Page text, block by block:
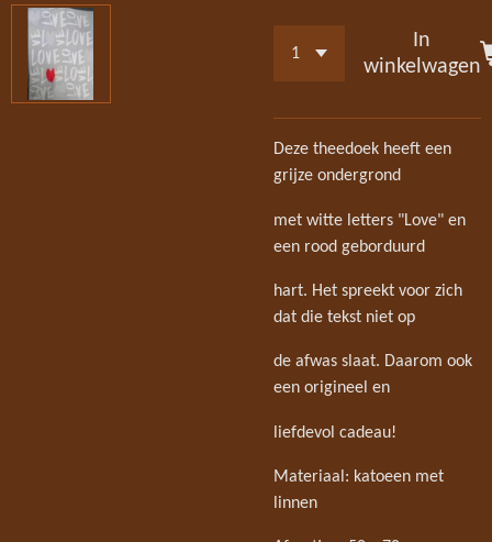
In
winkelwagen
Deze theedoek heeft een
grijze ondergrond
met witte letters "Love" en
een rood geborduurd
hart. Het spreekt voor zich
dat die tekst niet op
de afwas slaat. Daarom ook
een origineel en
liefdevol cadeau!
Materiaal: katoeen met
linnen